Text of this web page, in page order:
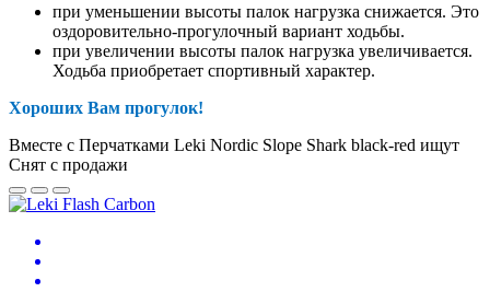
при уменьшении высоты палок нагрузка снижается. Это
оздоровительно-прогулочный вариант ходьбы.
при увеличении высоты палок нагрузка увеличивается.
Ходьба приобретает спортивный характер.
Хороших Вам прогулок!
Вместе с Перчатками Leki Nordic Slope Shark black-red ищут
Снят с продажи